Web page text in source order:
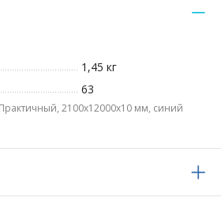
1,45 кг
63
2100х12000x10 мм, синий